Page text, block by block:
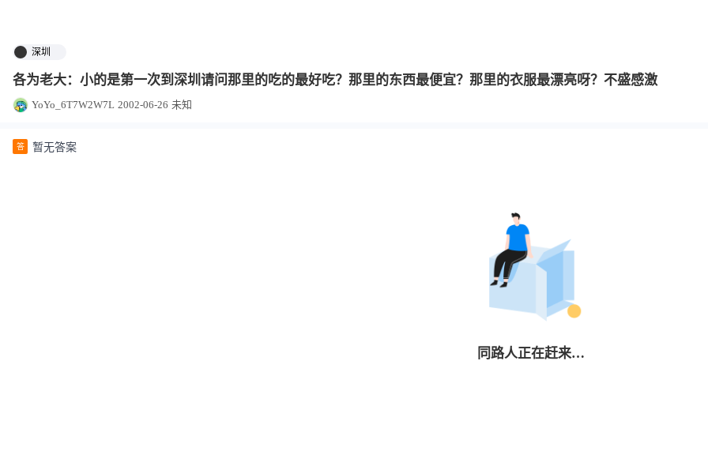
深圳
各为老大：小的是第一次到深圳请问那里的吃的最好吃？那里的东西最便宜？那里的衣服最漂亮呀？不盛感激
YoYo_6T7W2W7L 2002-06-26 未知
答 暂无答案
同路人正在赶来…